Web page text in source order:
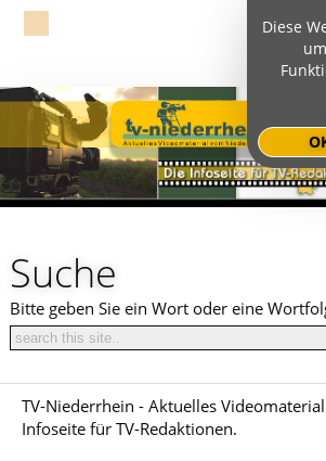
Suche
Bitte geben Sie ein Wort oder eine
TV-Niederrhein - Aktuelles
Infoseite für TV-Redaktionen.
Diese